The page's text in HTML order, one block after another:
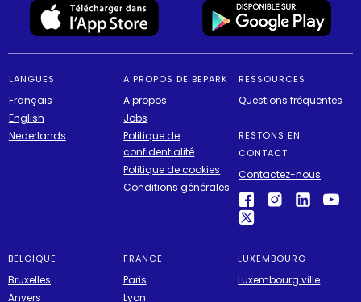
LANGUES
Français
English
Nederlands
A PROPOS DE BEPARK
A propos
Jobs
Politique de
confidentialité
Politique de cookies
Conditions générales
RESSOURCES
Questions fréquentes
RESTONS EN
CONTACT
Contactez-nous
BELGIQUE
Bruxelles
Anvers
FRANCE
Paris
Lyon
LUXEMBOURG
Luxembourg ville